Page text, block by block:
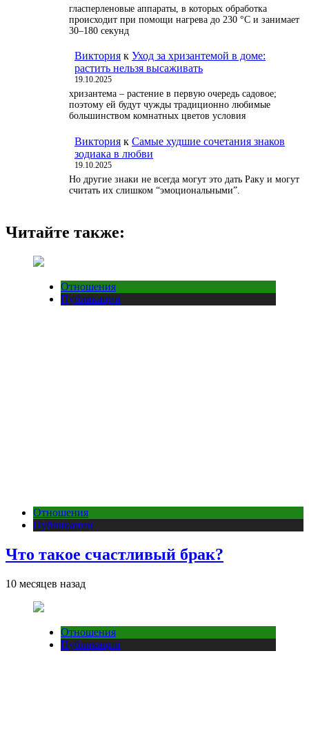
гласперленовые аппараты, в которых обработка
происходит при помощи нагрева до 230 °С и занимает
30–180 секунд
Виктория к Уход за хризантемой в доме:
растить нельзя высаживать
19.10.2025
хризантема – растение в первую очередь садовое;
поэтому ей будут чужды традиционно любимые
большинством комнатных цветов условия
Виктория к Самые худшие сочетания знаков
зодиака в любви
19.10.2025
Но другие знаки не всегда могут это дать Раку и могут
считать их слишком “эмоциональными”.
Читайте также:
Отношения
Публикации
Отношения
Публикации
Что такое счастливый брак?
10 месяцев назад
Отношения
Публикации